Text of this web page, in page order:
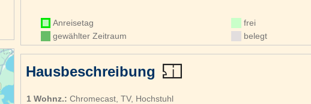
Anreisetag
gewählter Zeitraum
frei
belegt
Hausbeschreibung
1 Wohnz.: Chromecast, TV, Hochstuhl